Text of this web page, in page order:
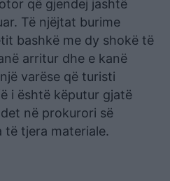
që gjendej jashtë
Të njëjtat burime
bashkë me dy shokë të
arritur dhe e kanë
varëse që turisti
i është këputur gjatë
në prokurori së
të tjera materiale.